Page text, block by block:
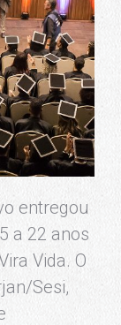
entregou
a 22 anos
Vida. O
Sesi,